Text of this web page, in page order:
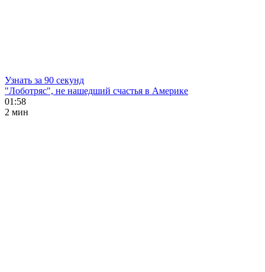
Узнать за 90 секунд
"Лоботряс", не нашедший счастья в Америке
01:58
2 мин